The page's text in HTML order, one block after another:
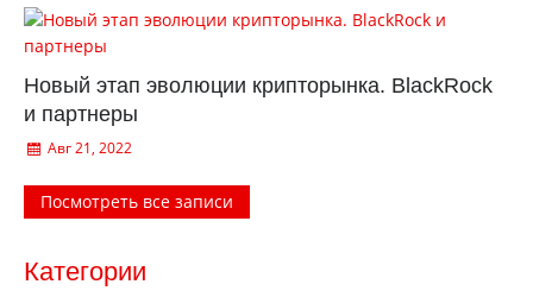
Новый этап эволюции крипторынка. BlackRock
и партнеры
Авг 21, 2022
Посмотреть все записи
Категории